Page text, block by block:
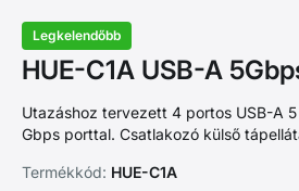
Legkelendőbb
HUE-C1A USB-A
Utazáshoz tervezett 4 portos USB-A
Gbps porttal. Csatlakozó külső
Termékkód: HUE-C1A